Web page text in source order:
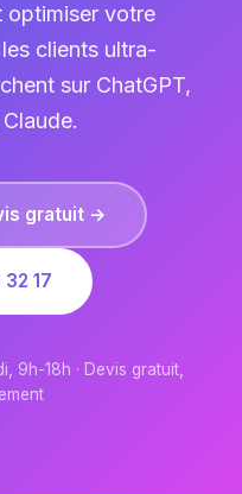
optimiser votre
clients ultra-
sur ChatGPT,
gratuit →
17
9h-18h · Devis gratuit,